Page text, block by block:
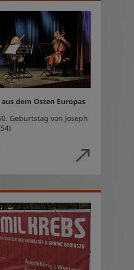
dem Osten Europas
Geburtstag von Joseph